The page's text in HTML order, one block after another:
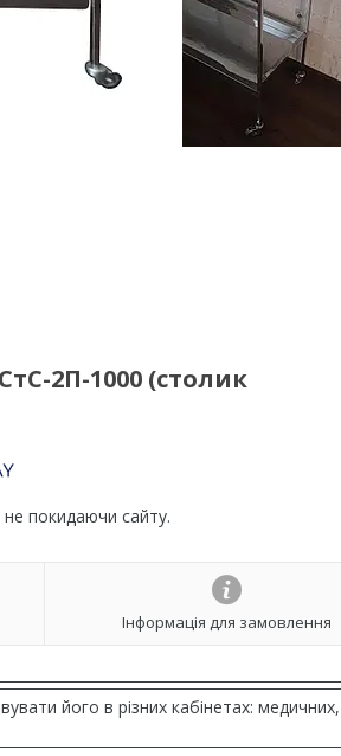
2П-1000 (столик
не покидаючи сайту.
Інформація для замовлення
його в різних кабінетах: медичних,